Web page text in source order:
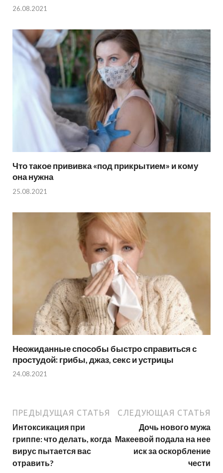
26.08.2021
Что такое прививка «под прикрытием» и кому
она нужна
25.08.2021
Неожиданные способы быстро справиться с
простудой: грибы, джаз, секс и устрицы
24.08.2021
ПРЕДЫДУЩАЯ СТАТЬЯ
Интоксикация при
гриппе: что делать, когда
вирус пытается вас
отравить?
СЛЕДУЮЩАЯ СТАТЬЯ
Дочь нового мужа
Макеевой подала на нее
иск за оскорбление
чести